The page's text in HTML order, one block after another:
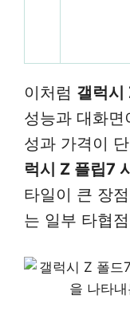
이처럼 갤럭시
성능과 대화면
성과 가격이
럭시 Z 플립7
타일이 큰 장
는 일부 타협